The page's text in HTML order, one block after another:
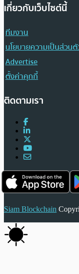
เกี่ยวกับเว็บไซต์นี้
ทีมงาน
นโยบายความเป็นส่วน
Advertise
ตั้งค่าคุกกี้
ติดตามเรา
Siam Blockchain